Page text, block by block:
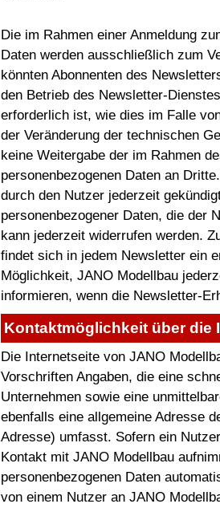
Die im Rahmen einer Anmeldung
Daten werden ausschließlich zum
könnten Abonnenten des
den Betrieb des Newsletter-
erforderlich ist, wie dies im Falle
der Veränderung der technischen
keine Weitergabe der im Rahmen
personenbezogenen Daten an
durch den Nutzer jederzeit
personenbezogener Daten, die der
kann jederzeit widerrufen werden.
findet sich in jedem Newsletter ein
Möglichkeit, JANO Modellbau
informieren, wenn die Newsletter-
Kontaktmöglichkeit über die
Die Internetseite von JANO
Vorschriften Angaben, die eine
Unternehmen sowie eine
ebenfalls eine allgemeine Adresse
Adresse) umfasst. Sofern ein
Kontakt mit JANO Modellbau
personenbezogenen Daten
von einem Nutzer an JANO